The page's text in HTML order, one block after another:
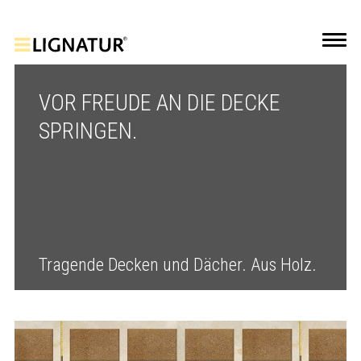
VOR FREUDE AN DIE DECKE
SPRINGEN.
Tragende Decken und Dächer. Aus Holz.